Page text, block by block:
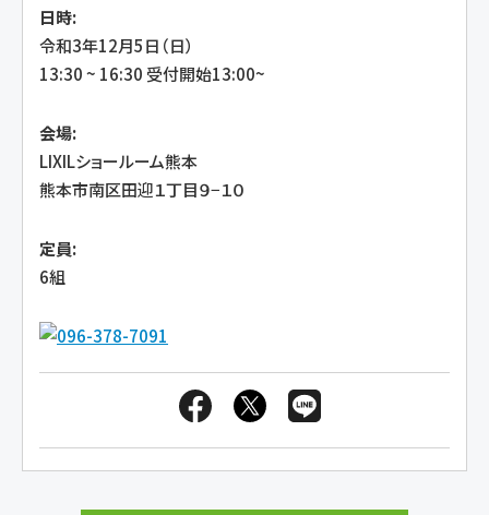
日時:
令和3年12月5日（日）
13:30 ~ 16:30 受付開始13:00~
会場:
LIXILショールーム熊本
熊本市南区田迎１丁目９−１０
定員:
6組